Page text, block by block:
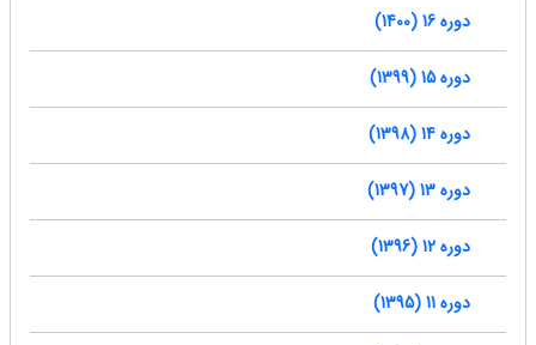
دوره 16 (1400)
دوره 15 (1399)
دوره 14 (1398)
دوره 13 (1397)
دوره 12 (1396)
دوره 11 (1395)